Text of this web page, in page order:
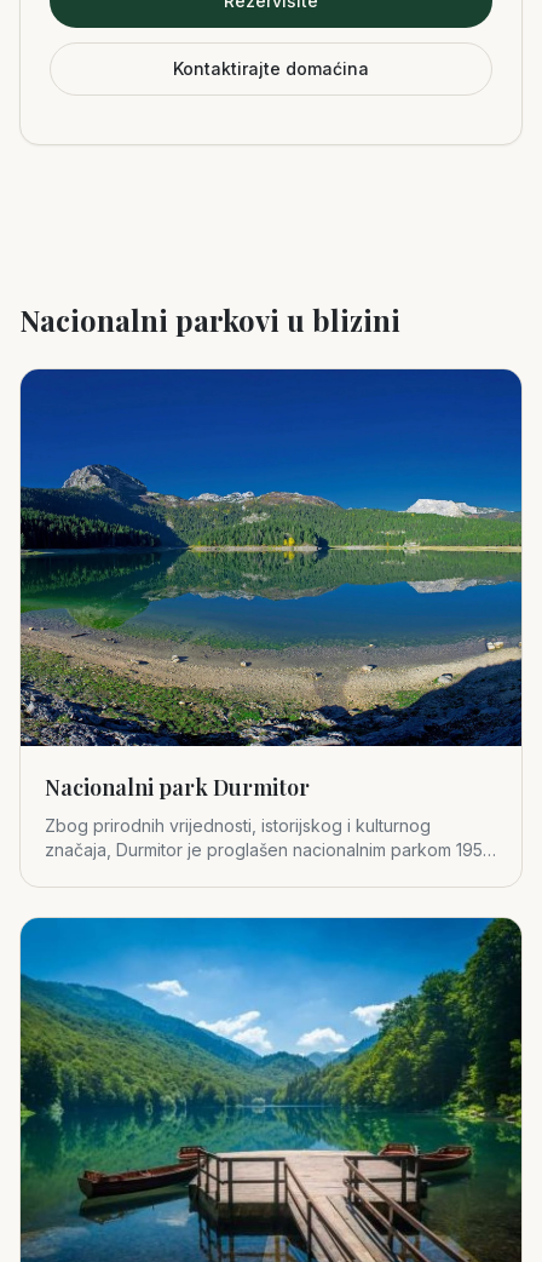
Kontaktirajte domaćina
Nacionalni parkovi u blizini
Nacionalni park Durmitor
Zbog prirodnih vrijednosti, istorijskog i kulturnog
značaja, Durmitor je proglašen nacionalnim parkom 1952.